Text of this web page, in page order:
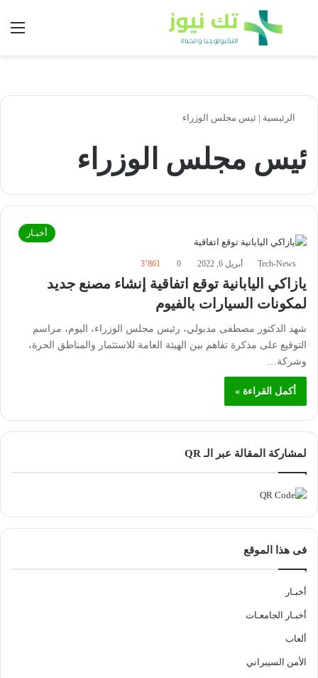
بحث عن
الرئيسية | ئيس مجلس الوزراء
ئيس مجلس الوزراء
أخبـار
Tech-News أبريل 6, 2022 0 3٬861
يازاكي اليابانية توقع اتفاقية إنشاء مصنع جديد
لمكونات السيارات بالفيوم
شهد الدكتور مصطفى مدبولي، رئيس مجلس الوزراء، اليوم، مراسم
التوقيع على مذكرة تفاهم بين الهيئة العامة للاستثمار والمناطق الحرة،
وشركة…
أكمل القراءة »
لمشاركة المقالة عبر الـ QR
فى هذا الموقع
أخبـار
أخبـار الجامعـات
ألعاب
الأمن السيبراني